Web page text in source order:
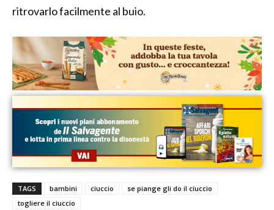
ritrovarlo facilmente al buio.
TAGS bambini ciuccio
se piange gli do il ciuccio
togliere il ciuccio